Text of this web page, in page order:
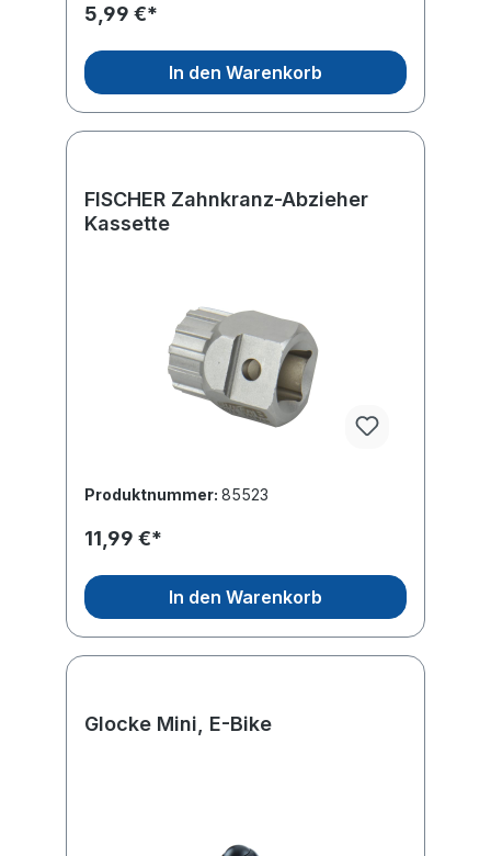
5,99 €*
In den Warenkorb
FISCHER Zahnkranz-Abzieher
Kassette
Produktnummer: 85523
11,99 €*
In den Warenkorb
Glocke Mini, E-Bike